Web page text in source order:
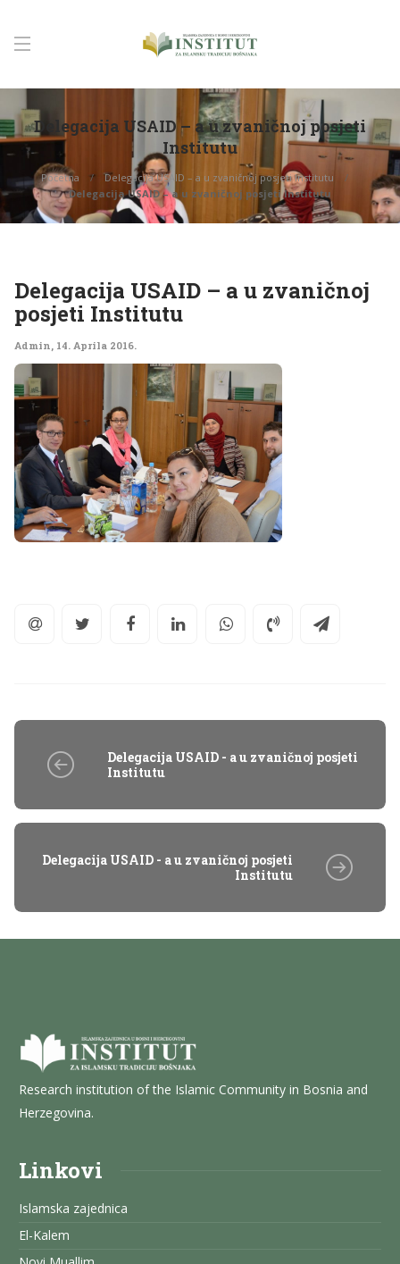
Delegacija USAID – a u zvaničnoj posjeti
Institutu
Početna
Delegacija USAID – a u zvaničnoj posjeti Institutu
Delegacija USAID – a u zvaničnoj posjeti Institutu
Delegacija USAID – a u zvaničnoj
posjeti Institutu
Admin, 14. Aprila 2016.
Delegacija USAID - a u zvaničnoj posjeti
Institutu
Delegacija USAID - a u zvaničnoj posjeti
Institutu
Research institution of the Islamic Community in Bosnia and
Herzegovina.
Linkovi
Islamska zajednica
El-Kalem